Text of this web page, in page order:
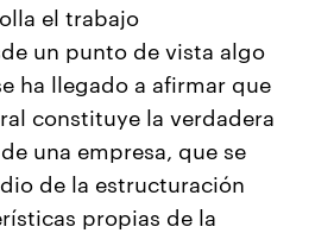
el trabajo
un punto de vista algo
ha llegado a afirmar que
constituye la verdadera
una empresa, que se
de la estructuración
propias de la